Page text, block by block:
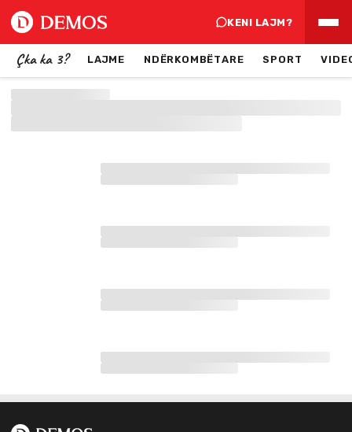
KENI LAJM?
Çka ka 3? LAJME NDËRKOMBËTARE SPORT